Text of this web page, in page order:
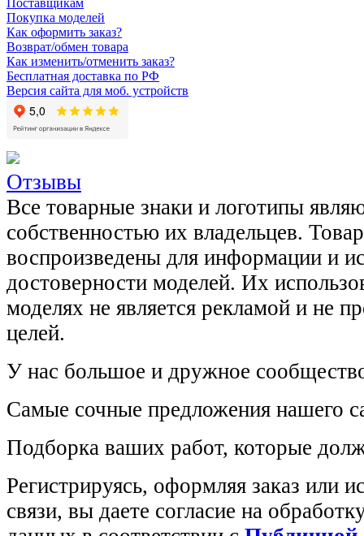
Поставщикам
Покупка моделей
Как оформить заказ?
Возврат/обмен товара
Как изменить/отменить заказ?
Бесплатная доставка по РФ
Версия сайта для моб. устройств
Отзывы
Все товарные знаки и логотипы
собственностью их владельцев.
воспроизведены для информации и
достоверности моделей. Их
моделях не является рекламой и не
целей.
У нас большое и дружное
Самые сочные предложения нашего
Подборка ваших работ, которые
Регистрируясь, оформляя заказ или
связи, вы даете согласие на